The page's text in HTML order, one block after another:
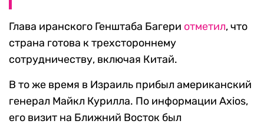
Глава иранского Генштаба Багери отметил, что
страна готова к трехстороннему
сотрудничеству, включая Китай.
В то же время в Израиль прибыл американский
генерал Майкл Курилла. По информации Axios,
его визит на Ближний Восток был